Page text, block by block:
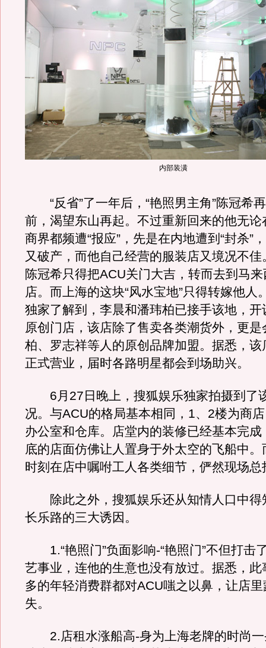
内部装潢
“反省”了一年后，“艳照男主角”陈冠希
前，渴望东山再起。不过重新回来的他无论
商界都频遭“报应”，先是在内地遭到“封杀”
又破产，而他自己经营的服装店又境况不
陈冠希只得把ACU关门大吉，转而去到马
店。而上海的这块“风水宝地”只得转嫁他人
独家了解到，李晨和潘玮柏已接手该地，开
原创门店，该店除了售卖各类潮货外，更
柏、罗志祥等人的原创品牌加盟。据悉，
正式营业，届时各路明星都会到场助兴。
6月27日晚上，搜狐娱乐独家拍摄到了
况。与ACU的格局基本相同，1、2楼为商
办公室和仓库。店堂内的装修已经基本完成
底的店面仿佛让人置身于外太空的飞船中
时刻在店中嘱咐工人各类细节，俨然现场总
除此之外，搜狐娱乐还从知情人口中得
长乐路的三大诱因。
1.“艳照门”负面影响-“艳照门”不但打击
艺事业，连他的生意也没有放过。据悉，此
多的年轻消费群都对ACU嗤之以鼻，让店
失。
2.店租水涨船高-身为上海老牌的时尚一